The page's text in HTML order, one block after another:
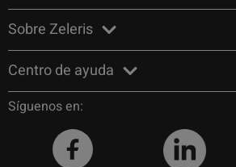
Sobre Zeleris
Centro de ayuda
Síguenos en: